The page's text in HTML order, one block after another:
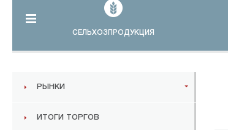
СЕЛЬХОЗПРОДУКЦИЯ
РЫНКИ
ИТОГИ ТОРГОВ